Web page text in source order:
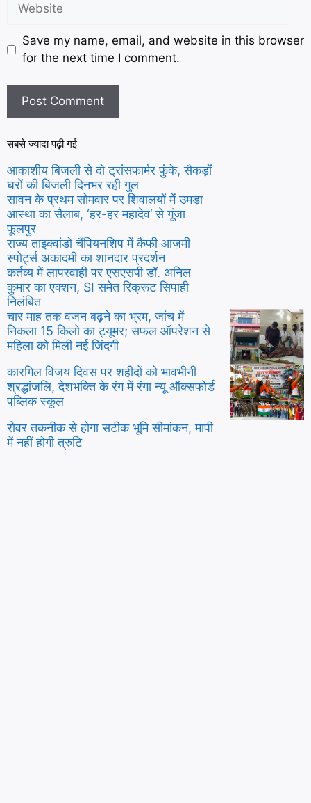
Save my name, email, and website in this browser
for the next time I comment.
सबसे ज्यादा पढ़ी गई
आकाशीय बिजली से दो ट्रांसफार्मर फुंके, सैकड़ों
घरों की बिजली दिनभर रही गुल
सावन के प्रथम सोमवार पर शिवालयों में उमड़ा
आस्था का सैलाब, ‘हर-हर महादेव’ से गूंजा
फूलपुर
राज्य ताइक्वांडो चैंपियनशिप में कैफी आज़मी
स्पोर्ट्स अकादमी का शानदार प्रदर्शन
कर्तव्य में लापरवाही पर एसएसपी डॉ. अनिल
कुमार का एक्शन, SI समेत रिक्रूट सिपाही
निलंबित
चार माह तक वजन बढ़ने का भ्रम, जांच में
निकला 15 किलो का ट्यूमर; सफल ऑपरेशन से
महिला को मिली नई जिंदगी
कारगिल विजय दिवस पर शहीदों को भावभीनी
श्रद्धांजलि, देशभक्ति के रंग में रंगा न्यू ऑक्सफोर्ड
पब्लिक स्कूल
रोवर तकनीक से होगा सटीक भूमि सीमांकन, मापी
में नहीं होगी त्रुटि